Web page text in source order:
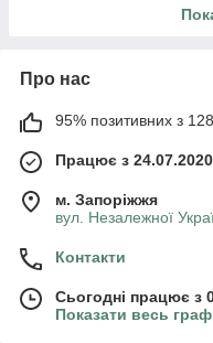
Про нас
95% позитивних з
Працює з 24.07.2020
м. Запоріжжя
вул. Незалежної
Контакти
Сьогодні працює з
Показати весь